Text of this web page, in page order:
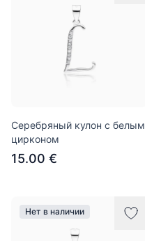
Серебряный кулон с белым
цирконом
15.00 €
Нет в наличии